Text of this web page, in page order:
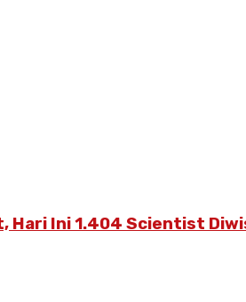
Hari Ini 1.404 Scientist